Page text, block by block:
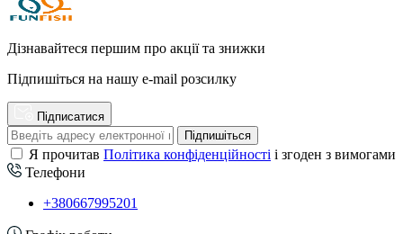
Дізнавайтеся першим про акції та знижки
Підпишіться на нашу e-mail розсилку
Підписатися
Підпишіться
Я прочитав Політика конфіденційності і згоден з вимогами
Телефони
+380667995201